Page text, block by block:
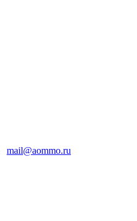
mail@aommo.ru